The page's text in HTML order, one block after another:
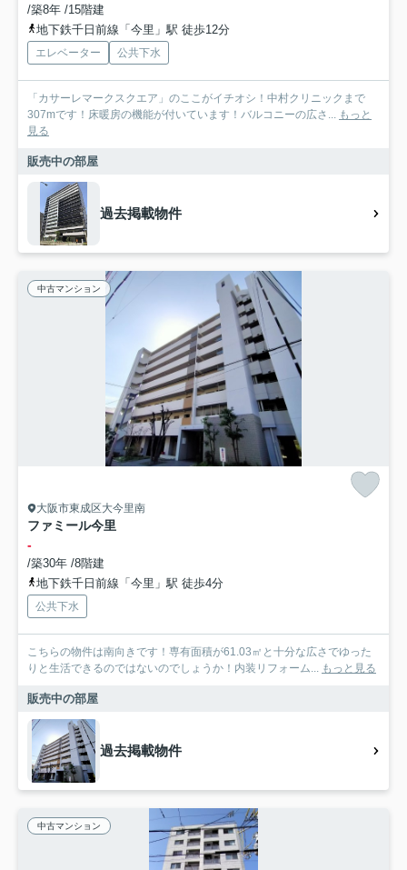
/築8年 /15階建
地下鉄千日前線「今里」駅 徒歩12分
エレベーター 公共下水
「カサーレマークスクエア」のここがイチオシ！中村クリニックまで
307mです！床暖房の機能が付いています！バルコニーの広さ... もっと
見る
販売中の部屋
過去掲載物件
中古マンション
大阪市東成区大今里南
ファミール今里
-
/築30年 /8階建
地下鉄千日前線「今里」駅 徒歩4分
公共下水
こちらの物件は南向きです！専有面積が61.03㎡と十分な広さでゆった
りと生活できるのではないのでしょうか！内装リフォーム... もっと見る
販売中の部屋
過去掲載物件
中古マンション